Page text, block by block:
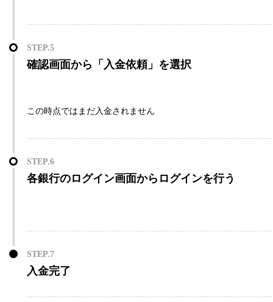
確認画面から「入金依頼」を選択
この時点ではまだ入金されません
各銀行のログイン画面からログインを行う
入金完了